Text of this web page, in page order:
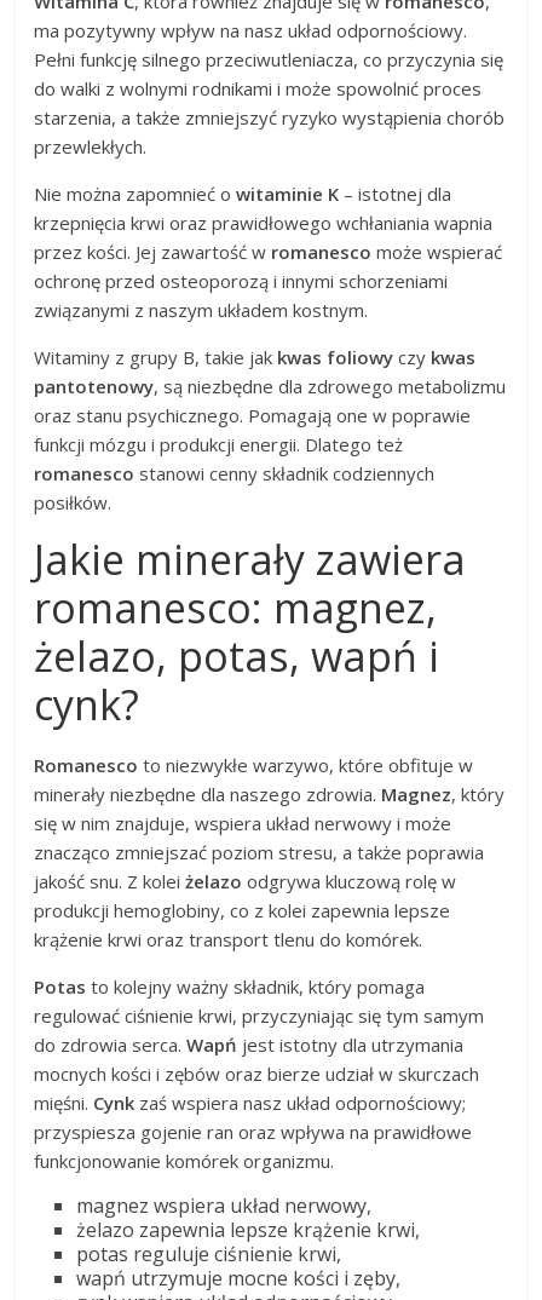
ma pozytywny wpływ na nasz układ odpornościowy.
Pełni funkcję silnego przeciwutleniacza, co przyczynia się
do walki z wolnymi rodnikami i może spowolnić proces
starzenia, a także zmniejszyć ryzyko wystąpienia chorób
przewlekłych.
Nie można zapomnieć owitaminie K – istotnej dla
krzepnięcia krwi oraz prawidłowego wchłaniania wapnia
przez kości. Jej zawartość w romanesco może wspierać
ochronę przed osteoporozą i innymi schorzeniami
związanymi z naszym układem kostnym.
Witaminy z grupy B, takie jak kwas foliowy czy kwas
pantotenowy, są niezbędne dla zdrowego metabolizmu
oraz stanu psychicznego. Pomagają one w poprawie
funkcji mózgu i produkcji energii. Dlatego też
romanesco stanowi cenny składnik codziennych
posiłków.
Jakie minerały zawiera
romanesco: magnez,
żelazo, potas, wapń i
cynk?
Romanesco to niezwykłe warzywo, które obfituje w
minerały niezbędne dla naszego zdrowia. Magnez, który
się w nim znajduje, wspiera układ nerwowy i może
znacząco zmniejszać poziom stresu, a także poprawia
jakość snu. Z koleiżelazo odgrywa kluczową rolę w
produkcji hemoglobiny, co z kolei zapewnia lepsze
krążenie krwi oraz transport tlenu do komórek.
Potas to kolejny ważny składnik, który pomaga
regulować ciśnienie krwi, przyczyniając się tym samym
do zdrowia serca.Wapń jest istotny dla utrzymania
mocnych kości i zębów oraz bierze udział w skurczach
mięśni. Cynk zaś wspiera nasz układ odpornościowy;
przyspiesza gojenie ran oraz wpływa na prawidłowe
funkcjonowanie komórek organizmu.
magnez wspiera układ nerwowy,
żelazo zapewnia lepsze krążenie krwi,
potas reguluje ciśnienie krwi,
wapń utrzymuje mocne kości i zęby,